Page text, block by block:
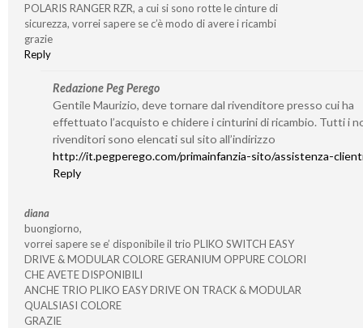
POLARIS RANGER RZR, a cui si sono rotte le cinture di
sicurezza, vorrei sapere se c’è modo di avere i ricambi
grazie
Reply
Redazione Peg Perego
Gentile Maurizio, deve tornare dal rivenditore presso cui ha
effettuato l’acquisto e chidere i cinturini di ricambio. Tutti i
rivenditori sono elencati sul sito all’indirizzo
http://it.pegperego.com/primainfanzia-sito/assistenza-
Reply
diana
buongiorno,
vorrei sapere se e’ disponibile il trio PLIKO SWITCH EASY
DRIVE & MODULAR COLORE GERANIUM OPPURE COLORI
CHE AVETE DISPONIBILI
ANCHE TRIO PLIKO EASY DRIVE ON TRACK & MODULAR
QUALSIASI COLORE
GRAZIE